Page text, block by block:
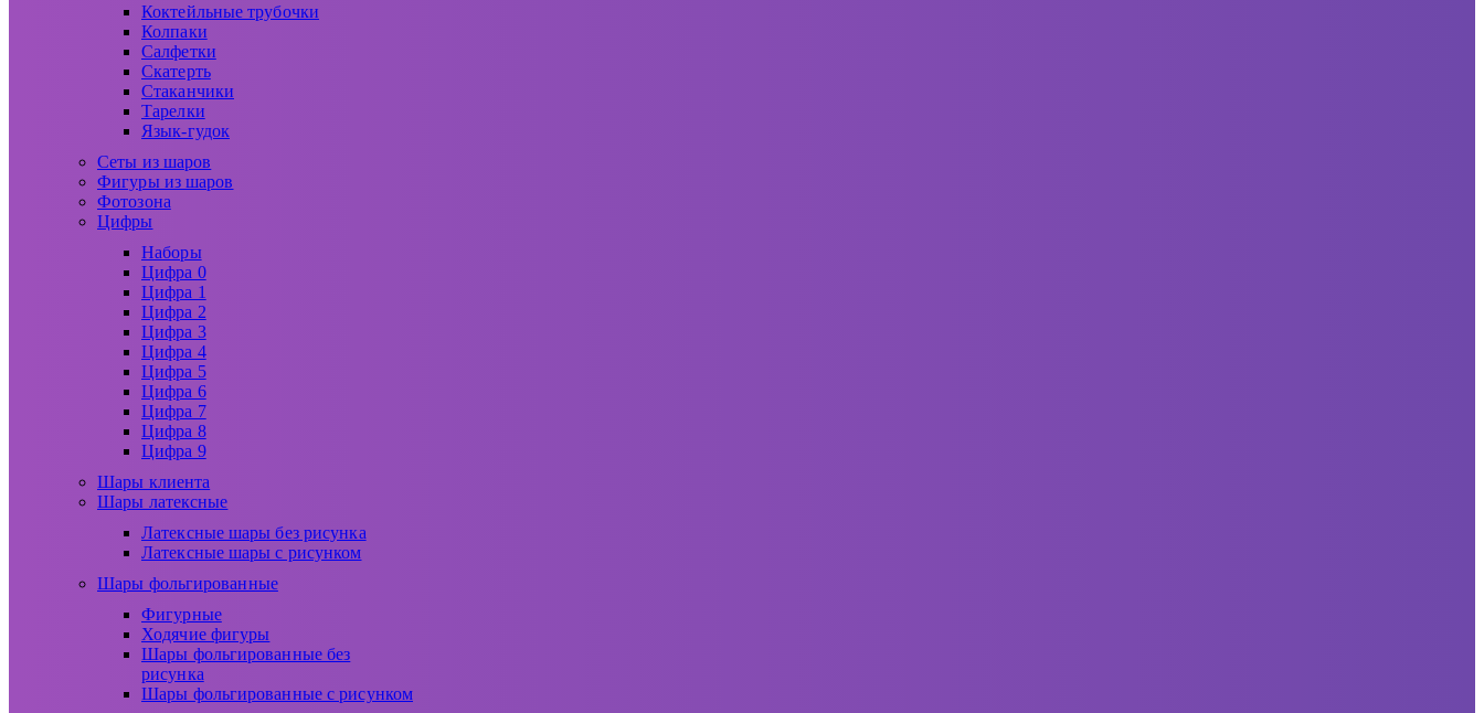
Коктейльные трубочки
Колпаки
Салфетки
Скатерть
Стаканчики
Тарелки
Язык-гудок
Сеты из шаров
Фигуры из шаров
Фотозона
Цифры
Наборы
Цифра 0
Цифра 1
Цифра 2
Цифра 3
Цифра 4
Цифра 5
Цифра 6
Цифра 7
Цифра 8
Цифра 9
Шары клиента
Шары латексные
Латексные шары без рисунка
Латексные шары с рисунком
Шары фольгированные
Фигурные
Ходячие фигуры
Шары фольгированные без
рисунка
Шары фольгированные с рисунком